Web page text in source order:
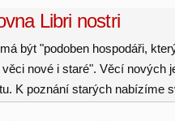
Libri nostri
být "podoben hospodáři,
nové i staré". Věcí nových
K poznání starých nabízíme